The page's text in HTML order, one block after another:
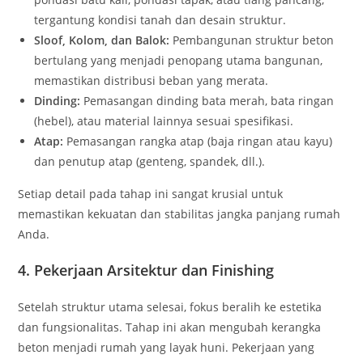
tergantung kondisi tanah dan desain struktur.
Sloof, Kolom, dan Balok: Pembangunan struktur beton
bertulang yang menjadi penopang utama bangunan,
memastikan distribusi beban yang merata.
Dinding: Pemasangan dinding bata merah, bata ringan
(hebel), atau material lainnya sesuai spesifikasi.
Atap: Pemasangan rangka atap (baja ringan atau kayu)
dan penutup atap (genteng, spandek, dll.).
Setiap detail pada tahap ini sangat krusial untuk
memastikan kekuatan dan stabilitas jangka panjang rumah
Anda.
4. Pekerjaan Arsitektur dan Finishing
Setelah struktur utama selesai, fokus beralih ke estetika
dan fungsionalitas. Tahap ini akan mengubah kerangka
beton menjadi rumah yang layak huni. Pekerjaan yang